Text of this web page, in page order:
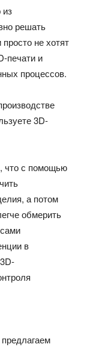
решать
не хотят
печати и
процессов.
3D-
что с помощью
а потом
обмерить
в